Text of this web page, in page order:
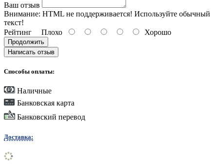
Ваш отзыв
Внимание: HTML не поддерживается! Используйте обычный
текст!
Рейтинг Плохо Хорошо
Продолжить
Написать отзыв
Способы оплаты:
Наличные
Банковская карта
Банковский перевод
Доставка: